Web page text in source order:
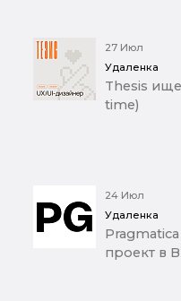
27 Июл
Удаленка
Thesis
time)
24 Июл
Удаленка
проект в